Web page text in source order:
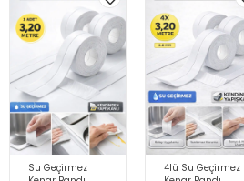
Su Geçirmez
4lü Su Geçirmez